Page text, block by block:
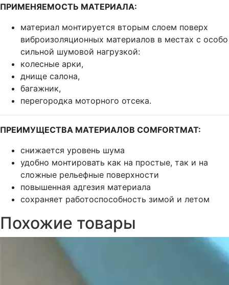
ПРИМЕНЯЕМОСТЬ МАТЕРИАЛА:
материал монтируется вторым слоем поверх
виброизоляционных материалов в местах с особо
сильной шумовой нагрузкой:
колесные арки,
днище салона,
багажник,
перегородка моторного отсека.
ПРЕИМУЩЕСТВА МАТЕРИАЛОВ COMFORTMAT:
снижается уровень шума
удобно монтировать как на простые, так и на
сложные рельефные поверхности
повышенная адгезия материала
сохраняет работоспособность зимой и летом
Похожие товары